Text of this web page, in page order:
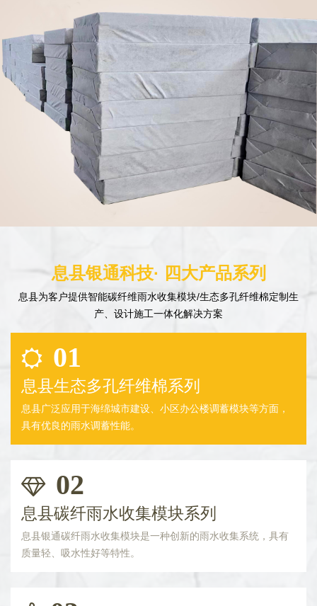
息县银通科技· 四大产品系列
息县为客户提供智能碳纤维雨水收集模块/生态多孔纤维棉定制生
产、设计施工一体化解决方案
01
息县生态多孔纤维棉系列
息县广泛应用于海绵城市建设、小区办公楼调蓄模块等方面，
具有优良的雨水调蓄性能。
02
息县碳纤雨水收集模块系列
息县银通碳纤雨水收集模块是一种创新的雨水收集系统，具有
质量轻、吸水性好等特性。